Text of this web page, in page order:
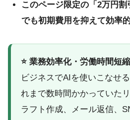
このページ限定の「2万円
でも初期費用を抑えて効率
⭐ 業務効率化・労働時間短
ビジネスでAIを使いこなせ
れまで数時間かかっていた
ラフト作成、メール返信、